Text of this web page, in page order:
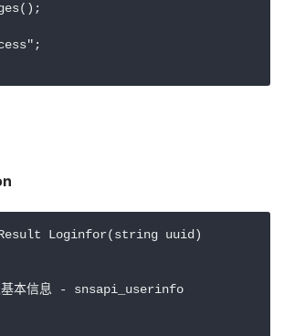
Loginfor(string uuid)
本信息 - snsapi_userinfo